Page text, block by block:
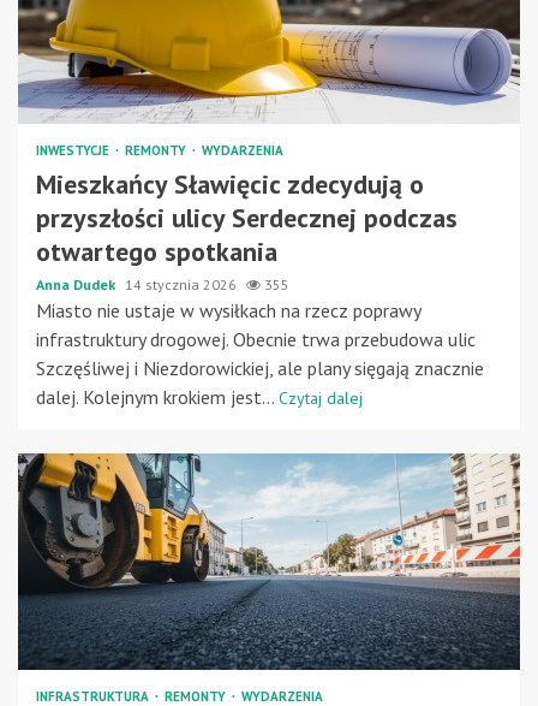
INWESTYCJE REMONTY WYDARZENIA
Mieszkańcy Sławięcic zdecydują o
przyszłości ulicy Serdecznej podczas
otwartego spotkania
Anna Dudek 14 stycznia 2026 355
Miasto nie ustaje w wysiłkach na rzecz poprawy
infrastruktury drogowej. Obecnie trwa przebudowa ulic
Szczęśliwej i Niezdorowickiej, ale plany sięgają znacznie
dalej. Kolejnym krokiem jest... Czytaj dalej
INFRASTRUKTURA REMONTY WYDARZENIA